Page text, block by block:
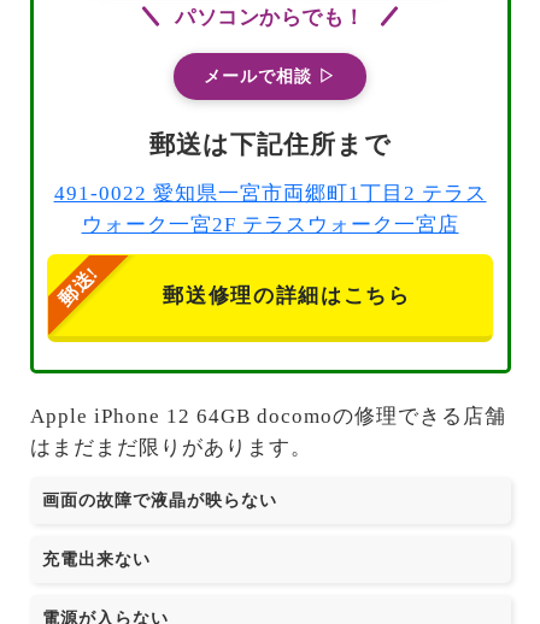
パソコンからでも！
メールで相談 ▷
郵送は下記住所まで
491-0022 愛知県一宮市両郷町1丁目2 テラス
ウォーク一宮2F テラスウォーク一宮店
郵送修理の詳細はこちら
Apple iPhone 12 64GB docomoの修理できる店舗
はまだまだ限りがあります。
画面の故障で液晶が映らない
充電出来ない
電源が入らない